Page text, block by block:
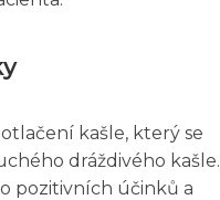
kašle, který se
dráždivého kašle.
pozitivních účinků a